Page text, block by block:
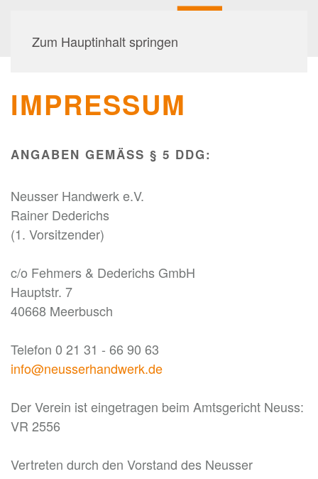
Zum Hauptinhalt springen
IMPRESSUM
ANGABEN GEMÄSS § 5 DDG:
Neusser Handwerk e.V.
Rainer Dederichs
(1. Vorsitzender)
c/o Fehmers & Dederichs GmbH
Hauptstr. 7
40668 Meerbusch
Telefon 0 21 31 - 66 90 63
info@neusserhandwerk.de
Der Verein ist eingetragen beim Amtsgericht Neuss:
VR 2556
Vertreten durch den Vorstand des Neusser